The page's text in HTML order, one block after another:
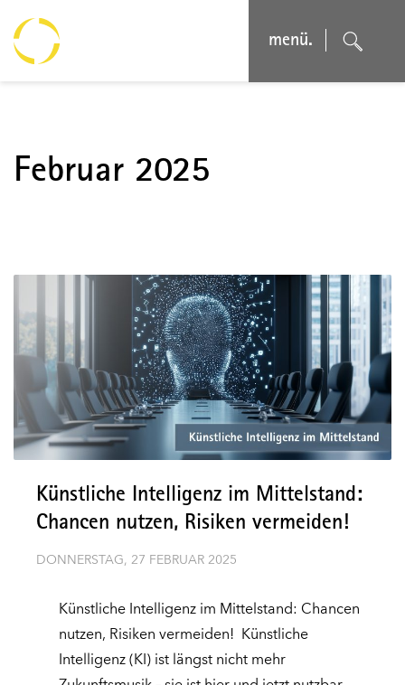
menü.
Februar 2025
Künstliche Intelligenz im Mittelstand:
Chancen nutzen, Risiken vermeiden!
DONNERSTAG, 27 FEBRUAR 2025
Künstliche Intelligenz im Mittelstand: Chancen
nutzen, Risiken vermeiden! Künstliche
Intelligenz (KI) ist längst nicht mehr